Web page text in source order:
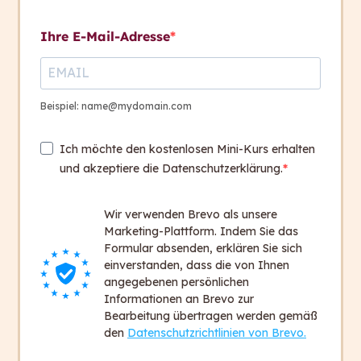
Quiz
Kontakt
+ 43 316 393 449
Headquarter
Heinrichstraße 145
Newsletter
Bleiben Sie auf dem Laufenden!
Zum Newsletter anmelden
Ihre E-Mail-Adresse
Beispiel: name@mydomain.com
Ich möchte den kostenlosen Mini-Kurs erhalten
und akzeptiere die Datenschutzerklärung.
Wir verwenden Brevo als unsere
Marketing-Plattform. Indem Sie das
Formular absenden, erklären Sie sich
einverstanden, dass die von Ihnen
angegebenen persönlichen
Informationen an Brevo zur
Bearbeitung übertragen werden gemäß
den Datenschutzrichtlinien von Brevo.